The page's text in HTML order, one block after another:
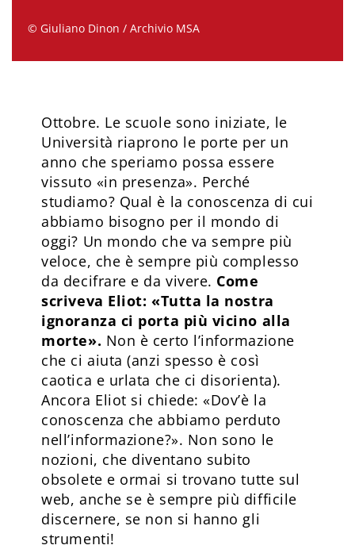
© Giuliano Dinon / Archivio MSA
Ottobre. Le scuole sono iniziate, le
Università riaprono le porte per un
anno che speriamo possa essere
vissuto «in presenza». Perché
studiamo? Qual è la conoscenza di cui
abbiamo bisogno per il mondo di
oggi? Un mondo che va sempre più
veloce, che è sempre più complesso
da decifrare e da vivere. Come
scriveva Eliot: «Tutta la nostra
ignoranza ci porta più vicino alla
morte». Non è certo l’informazione
che ci aiuta (anzi spesso è così
caotica e urlata che ci disorienta).
Ancora Eliot si chiede: «Dov’è la
conoscenza che abbiamo perduto
nell’informazione?». Non sono le
nozioni, che diventano subito
obsolete e ormai si trovano tutte sul
web, anche se è sempre più difficile
discernere, se non si hanno gli
strumenti!